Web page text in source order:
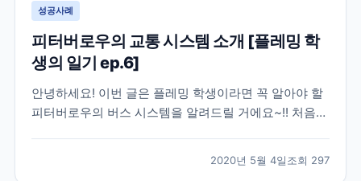
성공사례
피터버로우의 교통 시스템 소개 [플레밍 학
생의 일기 ep.6]
안녕하세요! 이번 글은 플레밍 학생이라면 꼭 알아야 할
피터버로우의 버스 시스템을 알려드릴 거에요~!! 처음
했어요:;;; 너무 자신만만했는데 버스 시스템이 다르다는
2020년 5월 4일조회 297